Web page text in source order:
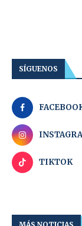
SÍGUENOS
TIKTOK